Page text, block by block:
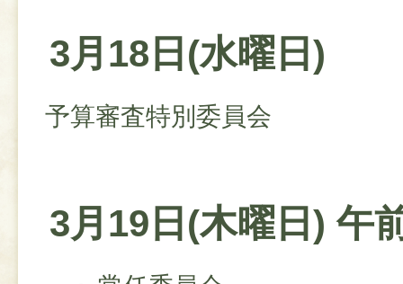
3月18日(水曜日)
予算審査特別委員会
3月19日(木曜日) 午